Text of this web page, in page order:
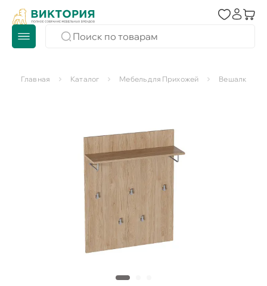
Главная Каталог Мебель для Прихожей Вешалки